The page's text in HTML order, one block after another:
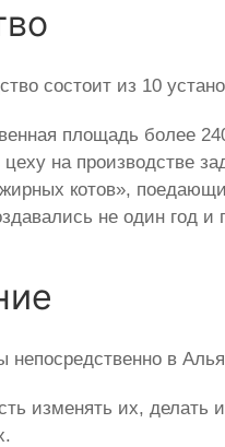
состоит из 10
площадь более
на производстве
котов»,
не один год и
непосредственно в
изменять их,